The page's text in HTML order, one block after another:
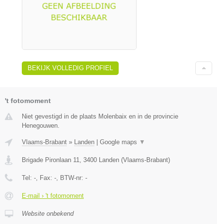
BEKIJK VOLLEDIG PROFIEL
't fotomoment
Niet gevestigd in de plaats Molenbaix en in de provincie
Henegouwen.
Vlaams-Brabant » Landen Google maps ▼
Brigade Pironlaan 11, 3400 Landen (Vlaams-Brabant)
Tel: -, Fax: -, BTW-nr: -
E-mail › 't fotomoment
Website onbekend